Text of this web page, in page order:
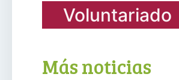
Voluntariado
Más noticias